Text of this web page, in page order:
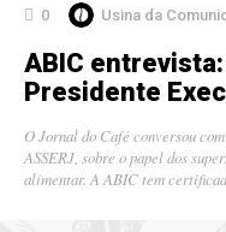
0 Usina da
ABIC
Presidente
O Jornal do Café conversou
ASSERJ, sobre o papel dos
alimentar. A ABIC tem